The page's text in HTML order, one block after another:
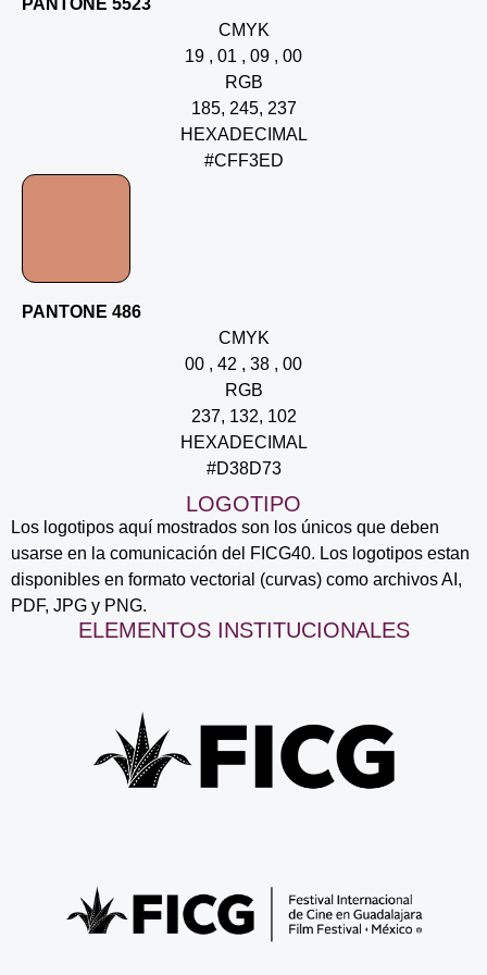
PANTONE 5523
CMYK
19 , 01 , 09 , 00
RGB
185, 245, 237
HEXADECIMAL
#CFF3ED
PANTONE 486
CMYK
00 , 42 , 38 , 00
RGB
237, 132, 102
HEXADECIMAL
#D38D73
LOGOTIPO
Los logotipos aquí mostrados son los únicos que deben
usarse en la comunicación del FICG40. Los logotipos estan
disponibles en formato vectorial (curvas) como archivos AI,
PDF, JPG y PNG.
ELEMENTOS INSTITUCIONALES